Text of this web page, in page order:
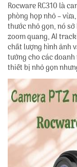
Rocware RC310 là
phòng họp nhỏ –
thước nhỏ gọn, nó
zoom quang, AI
chất lượng hình ảnh
tưởng cho các
thiết bị nhỏ gọn